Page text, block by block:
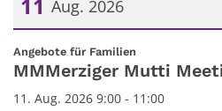
Aug. 2026
Datum: 11. August 2026
Angebote für Familien
MMMerziger Mutti
11. Aug. 2026 9:00 - 11:00